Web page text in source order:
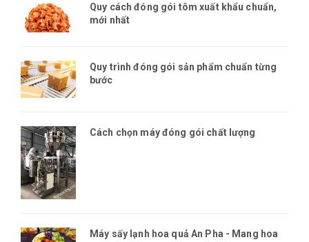
Quy cách đóng gói tôm xuất khẩu chuẩn,
mới nhất
Quy trình đóng gói sản phẩm chuẩn từng
bước
Cách chọn máy đóng gói chất lượng
Máy sấy lạnh hoa quả An Pha - Mang hoa